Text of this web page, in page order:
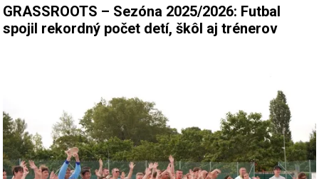
GRASSROOTS – Sezóna 2025/2026: Futbal
spojil rekordný počet detí, škôl aj trénerov